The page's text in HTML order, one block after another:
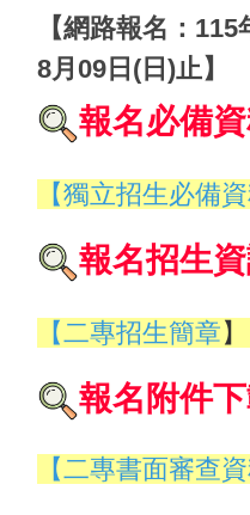
【網路報名：
8月09日(日)止】
報名必備
【獨立招生必備
報名招生
【二專招生簡章 】
報名附件
【二專書面審查